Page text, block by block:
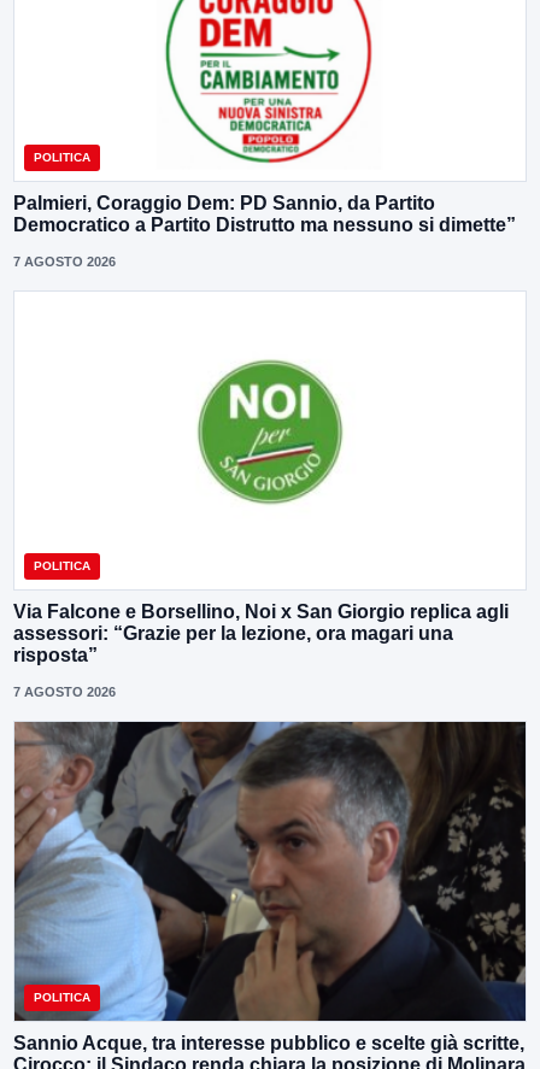
POLITICA
Palmieri, Coraggio Dem: PD Sannio, da Partito
Democratico a Partito Distrutto ma nessuno si dimette”
7 AGOSTO 2026
POLITICA
Via Falcone e Borsellino, Noi x San Giorgio replica agli
assessori: “Grazie per la lezione, ora magari una
risposta”
7 AGOSTO 2026
POLITICA
Sannio Acque, tra interesse pubblico e scelte già scritte,
Cirocco: il Sindaco renda chiara la posizione di Molinara